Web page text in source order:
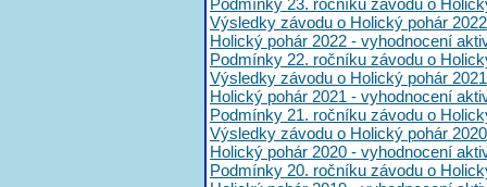
Podmínky 23. ročníku závodu o
Výsledky závodu o Holický pohár 2022
Holický pohár 2022 - vyhodnocení
Podmínky 22. ročníku závodu o
Výsledky závodu o Holický pohár 2021
Holický pohár 2021 - vyhodnocení
Podmínky 21. ročníku závodu o
Výsledky závodu o Holický pohár 2020
Holický pohár 2020 - vyhodnocení
Podmínky 20. ročníku závodu o